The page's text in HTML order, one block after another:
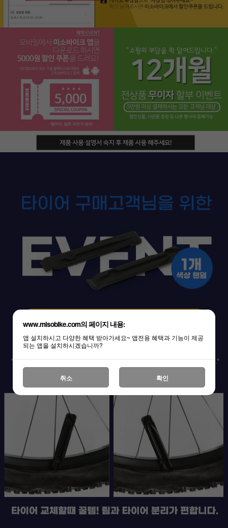
페이코 라이프
www.misobike.com의 페이지 내용:
앱 설치하시고 다양한 혜택 받아가세요~ 앱전용 혜택과 기능이 제공
되는 앱을 설치하시겠습니까?
취소 확인